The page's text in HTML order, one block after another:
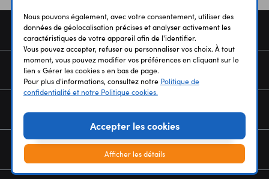
COMMANDE
SERVICES
NOUS CONNAÎTRE
NEWSLETTER
Nous pouvons également, avec votre consentement, utiliser des
données de géolocalisation précises et analyser activement les
caractéristiques de votre appareil afin de l'identifier.
Vous pouvez accepter, refuser ou personnaliser vos choix. À tout
moment, vous pouvez modifier vos préférences en cliquant sur le
lien « Gérer les cookies » en bas de page.
Pour plus d'informations, consultez notre Politique de
confidentialité et notre Politique cookies.
Accepter les cookies
Afficher les détails